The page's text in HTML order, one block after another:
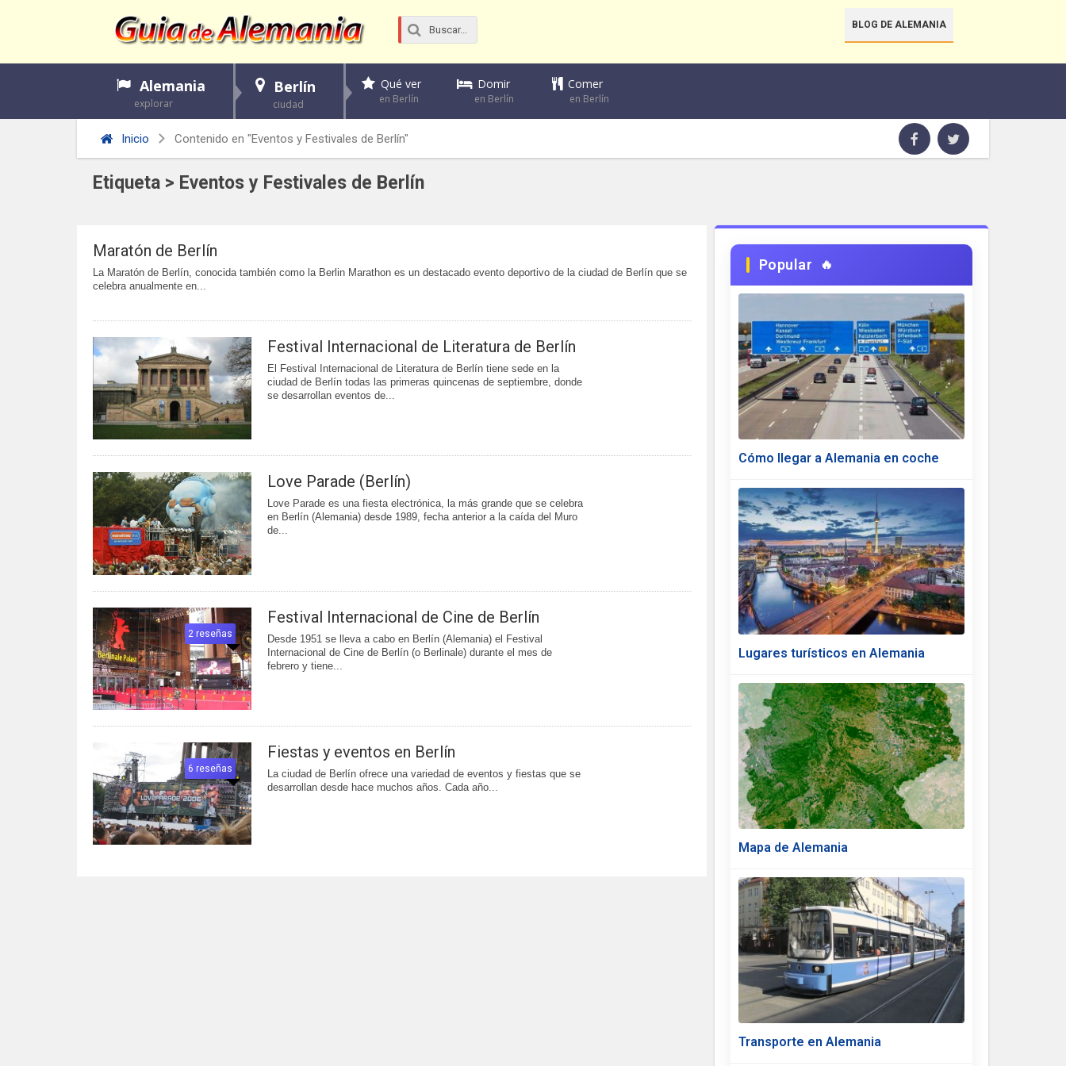
BLOG DE ALEMANIA
Alemania
explorar
Berlín
ciudad
Qué ver
en Berlín
Domir
en Berlín
Comer
en Berlín
Inicio Contenido en "Eventos y Festivales de Berlín"
Etiqueta > Eventos y Festivales de Berlín
Maratón de Berlín
La Maratón de Berlín, conocida también como la Berlin Marathon es un destacado evento deportivo de la ciudad de Berlín que se
celebra anualmente en...
Festival Internacional de Literatura de Berlín
El Festival Internacional de Literatura de Berlín tiene sede en la
ciudad de Berlín todas las primeras quincenas de septiembre, donde
se desarrollan eventos de...
Love Parade (Berlín)
Love Parade es una fiesta electrónica, la más grande que se celebra
en Berlín (Alemania) desde 1989, fecha anterior a la caída del Muro
de...
2 reseñas
Festival Internacional de Cine de Berlín
Desde 1951 se lleva a cabo en Berlín (Alemania) el Festival
Internacional de Cine de Berlín (o Berlinale) durante el mes de
febrero y tiene...
6 reseñas
Fiestas y eventos en Berlín
La ciudad de Berlín ofrece una variedad de eventos y fiestas que se
desarrollan desde hace muchos años. Cada año...
Popular
Cómo llegar a Alemania en coche
Lugares turísticos en Alemania
Mapa de Alemania
Transporte en Alemania